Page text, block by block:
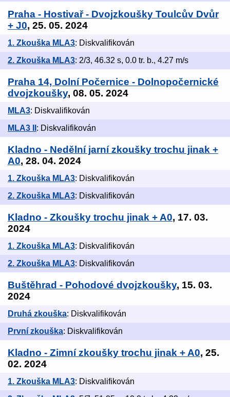
Praha - Hostivař - Dvojzkoušky Toulcův Dvůr
+ J0, 25. 05. 2024
1. Zkouška MLA3: Diskvalifikován
2. Zkouška MLA3: 2/3, 46.32 s, 0.0 tr. b., 4.27 m/s
Praha 14, Dolní Počernice - Dolnopočernické
dvojzkoušky, 08. 05. 2024
MLA3: Diskvalifikován
MLA3 II : Diskvalifikován
Kladno - Nedělní jarní zkoušky trochu jinak +
A0, 28. 04. 2024
1. Zkouška MLA3: Diskvalifikován
2. Zkouška MLA3: Diskvalifikován
Kladno - Zkoušky trochu jinak + A0, 17. 03.
2024
1. Zkouška MLA3: Diskvalifikován
2. Zkouška MLA3: Diskvalifikován
Buštěhrad - Pohodové dvojzkoušky, 15. 03.
2024
Druhá zkouška: Diskvalifikován
První zkouška: Diskvalifikován
Kladno - Zimní zkoušky trochu jinak + A0, 25.
02. 2024
1. Zkouška MLA3: Diskvalifikován